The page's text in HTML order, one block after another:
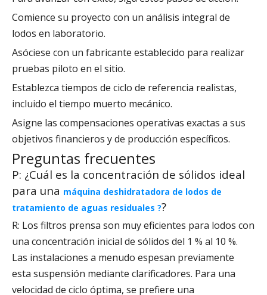
Comience su proyecto con un análisis integral de
lodos en laboratorio.
Asóciese con un fabricante establecido para realizar
pruebas piloto en el sitio.
Establezca tiempos de ciclo de referencia realistas,
incluido el tiempo muerto mecánico.
Asigne las compensaciones operativas exactas a sus
objetivos financieros y de producción específicos.
Preguntas frecuentes
P: ¿Cuál es la concentración de sólidos ideal
para una máquina deshidratadora de lodos de
tratamiento de aguas residuales ??
R: Los filtros prensa son muy eficientes para lodos con
una concentración inicial de sólidos del 1 % al 10 %.
Las instalaciones a menudo espesan previamente
esta suspensión mediante clarificadores. Para una
velocidad de ciclo óptima, se prefiere una